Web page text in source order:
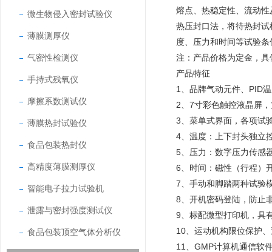
微生物侵入密封试验仪
薄膜测厚仪
气密性检测仪
手持式残氧仪
摩擦系数测试仪
薄膜热封试验仪
食品包装热封仪
高精度薄膜测厚仪
智能电子拉力试验机
泄露与密封强度测试仪
食品包装顶空气体分析仪
熔点、热稳定性、流动
热压封口法，将待热封
度、压力和时间等试验
注：产品价格为定金，
产品特征
1、品牌气动元件、PID
2、7寸彩色触控液晶屏
3、菜单式界面，各项试
4、温度：上下封头独立
5、压力：数字压力传感
6、时间：磁性（行程）
7、手动和脚踏两种试验
8、开机密码登陆，防止
9、标配微型打印机，具
10、运动机构限位保护
11、GMP计算机通信软